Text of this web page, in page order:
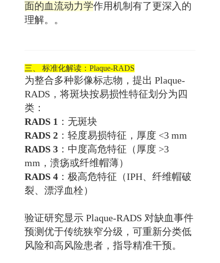
面的血流动力学作用机制有了更深入的
理解。。
三、 标准化解读：Plaque-RADS
为整合多种影像标志物，提出 Plaque-
RADS，将斑块按易损性特征划分为四
类：
RADS 1 ：无斑块
RADS 2 ：轻度易损特征，厚度 <3 mm
RADS 3 ：中度高危特征（厚度 >3
mm，溃疡或纤维帽薄）
RADS 4 ：极高危特征（IPH、纤维帽破
裂、漂浮血栓）
验证研究显示 Plaque-RADS 对缺血事件
预测优于传统狭窄分级，可重新分类低
风险和高风险患者，指导精准干预。